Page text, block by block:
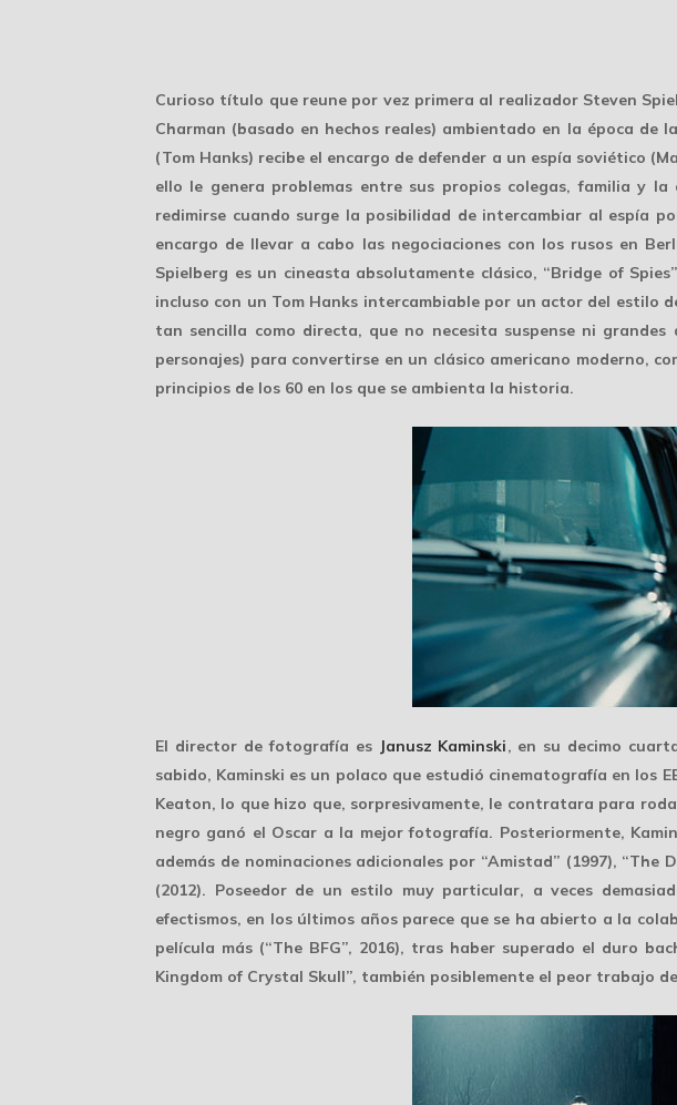
Curioso título que reune por vez primera al realizador Steven
Charman (basado en hechos reales) ambientado en la época de
(Tom Hanks) recibe el encargo de defender a un espía soviético
ello le genera problemas entre sus propios colegas, familia y
redimirse cuando surge la posibilidad de intercambiar al espía
encargo de llevar a cabo las negociaciones con los rusos en
Spielberg es un cineasta absolutamente clásico, “Bridge of
incluso con un Tom Hanks intercambiable por un actor del estilo
tan sencilla como directa, que no necesita suspense ni
personajes) para convertirse en un clásico americano moderno,
principios de los 60 en los que se ambienta la historia.
El director de fotografía es Janusz Kaminski, en su decimo
sabido, Kaminski es un polaco que estudió cinematografía en los
Keaton, lo que hizo que, sorpresivamente, le contratara para
negro ganó el Oscar a la mejor fotografía. Posteriormente,
además de nominacionesadicionales por “Amistad” (1997), “The
(2012). Poseedor de un estilo muy particular, a veces
efectismos, en los últimos años parece que se ha abierto a la
película más (“The BFG”, 2016), tras haber superado el duro
Kingdom of Crystal Skull”, también posiblemente el peor trabajo